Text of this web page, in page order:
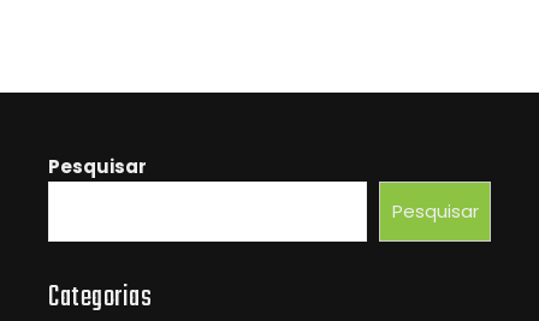
Pesquisar
Pesquisar
Categorias